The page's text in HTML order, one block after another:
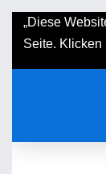
„Diese
Seite. Klicken